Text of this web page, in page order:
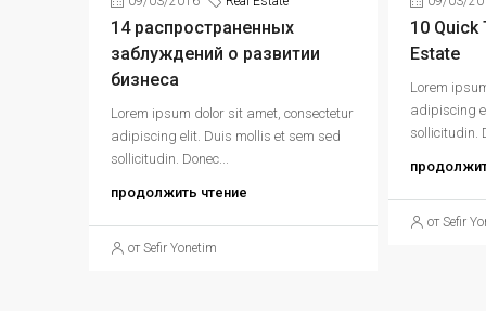
14 распространенных
заблуждений о развитии
бизнеса
Lorem ipsum dolor sit amet, consectetur
adipiscing elit. Duis mollis et sem sed
sollicitudin. Donec...
продолжить чтение
от Sefir Yonetim
10 Quick
Estate
Lorem
adipiscing
sollicitudin.
от Sefir